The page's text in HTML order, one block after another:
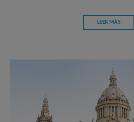
LEER MÁS